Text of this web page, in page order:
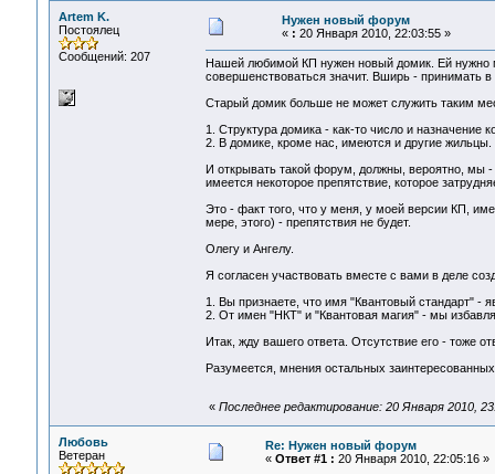
Artem K.
Постоялец
Сообщений: 207
Нужен новый форум
« : 20 Января 2010, 22:03:55 »
Нашей любимой КП нужен новый домик. Ей нужно
совершенствоваться значит. Вширь - принимать
Старый домик больше не может служить таким
1. Структура домика - как-то число и назначение
2. В домике, кроме нас, имеются и другие
И открывать такой форум, должны, вероятно,
имеется некоторое препятствие, которое
Это - факт того, что у меня, у моей версии КП,
мере, этого) - препятствия не будет.
Олегу и Ангелу.
Я согласен участвовать вместе с вами в деле
1. Вы признаете, что имя "Квантовый стандарт" -
2. От имен "НКТ" и "Квантовая магия" - мы
Итак, жду вашего ответа. Отсутствие его - тоже
Разумеется, мнения остальных
« Последнее редактирование: 20 Января 2010,
Любовь
Ветеран
Re: Нужен новый форум
« Ответ #1 : 20 Января 2010, 22:05:16 »